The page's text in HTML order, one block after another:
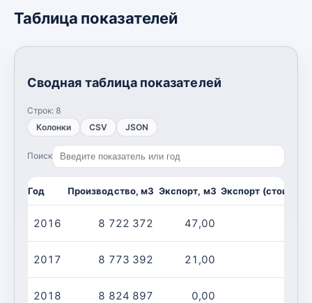
Таблица показателей
Сводная таблица показателей
Строк: 8
Колонки
CSV JSON
Поиск
Год Производство, м3 Экспорт, м3 Экспорт
2016 8 722 372 47,00
2017 8 773 392 21,00
2018 8 824 897 0,00